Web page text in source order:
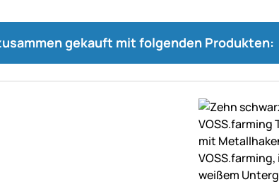
gekauft mit folgenden Produkten: